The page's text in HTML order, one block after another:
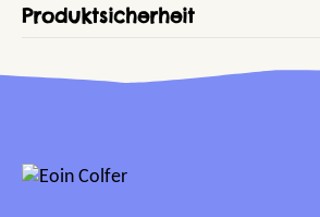
Produktsicherheit